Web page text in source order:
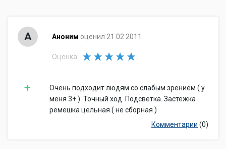
А Аноним оценил 21.02.2011
Оценка:
Очень подходит людям со слабым зрением ( у
меня 3+ ). Точный ход. Подсветка. Застежка
ремешка цельная ( не сборная )
Комментарии (0)